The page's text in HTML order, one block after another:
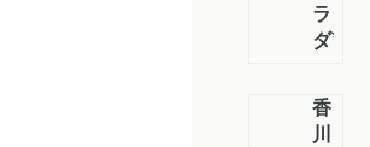
ラ
ダ”
香
川